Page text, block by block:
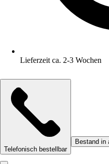
Lieferzeit ca. 2-3 Wochen
Telefonisch bestellbar
Bestand in